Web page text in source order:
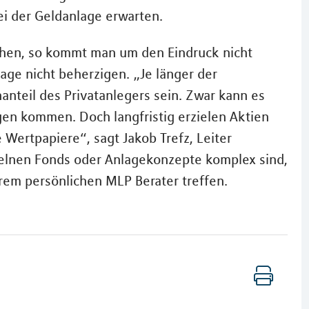
der Geldanlage erwarten.
so kommt man um den Eindruck nicht
nicht beherzigen. „Je länger der
des Privatanlegers sein. Zwar kann es
kommen. Doch langfristig erzielen Aktien
sagt Jakob Trefz, Leiter
Fonds oder Anlagekonzepte komplex sind,
persönlichen MLP Berater treffen.